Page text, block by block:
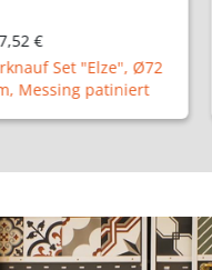
50,24 €
Halbolive "Aschen P"